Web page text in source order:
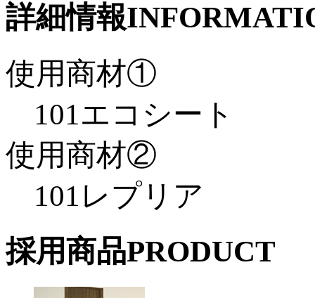
詳細情報
使用商材①
101エコシート
使用商材②
101レプリア
採用商品PRODUCT